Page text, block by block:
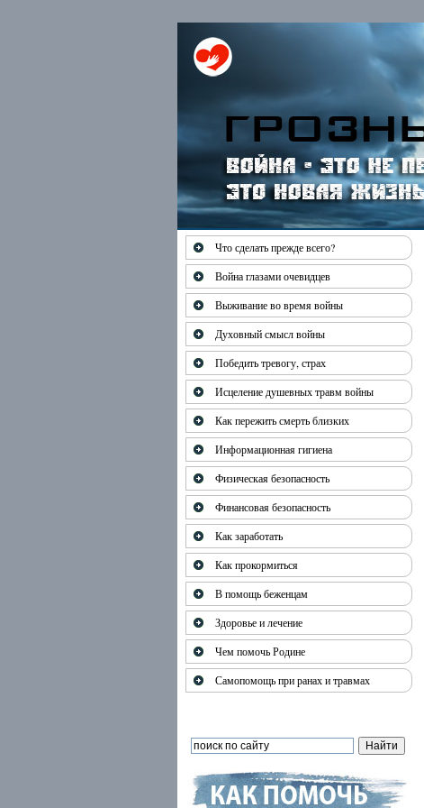
Что сделать прежде всего?
Война глазами очевидцев
Выживание во время войны
Духовный смысл войны
Победить тревогу, страх
Исцеление душевных травм войны
Как пережить смерть близких
Информационная гигиена
Физическая безопасность
Финансовая безопасность
Как заработать
Как прокормиться
В помощь беженцам
Здоровье и лечение
Чем помочь Родине
Самопомощь при ранах и травмах